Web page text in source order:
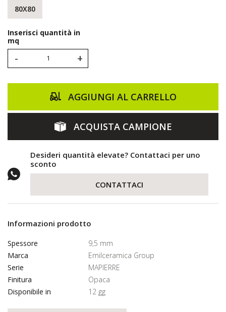
80X80
Inserisci quantità in
mq
- +
AGGIUNGI AL CARRELLO
ACQUISTA CAMPIONE
Desideri quantità elevate? Contattaci per uno
sconto
CONTATTACI
Informazioni prodotto
Spessore
9,5 mm
Marca
Emilceramica Group
Serie
MAPIERRE
Finitura
Opaca
Disponibile in
12 gg